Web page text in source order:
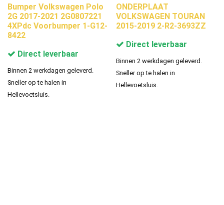
Bumper Volkswagen Polo
2G 2017-2021 2G0807221
4XPdc Voorbumper 1-G12-
8422
Direct leverbaar
Binnen 2 werkdagen geleverd.
Sneller op te halen in
Hellevoetsluis.
ONDERPLAAT
VOLKSWAGEN TOURAN
2015-2019 2-R2-3693ZZ
Direct leverbaar
Binnen 2 werkdagen geleverd.
Sneller op te halen in
Hellevoetsluis.